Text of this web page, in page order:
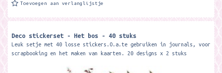
Toevoegen aan verlanglijstje
Deco stickerset - Het bos - 40 stuks
Leuk setje met 40 losse stickers.O.a.te gebruiken in journals, voor
scrapbooking en het maken van kaarten. 20 designs x 2 stuks